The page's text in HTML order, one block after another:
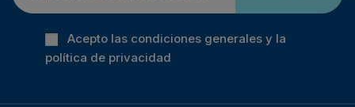
Acepto las condiciones generales y la
política de privacidad